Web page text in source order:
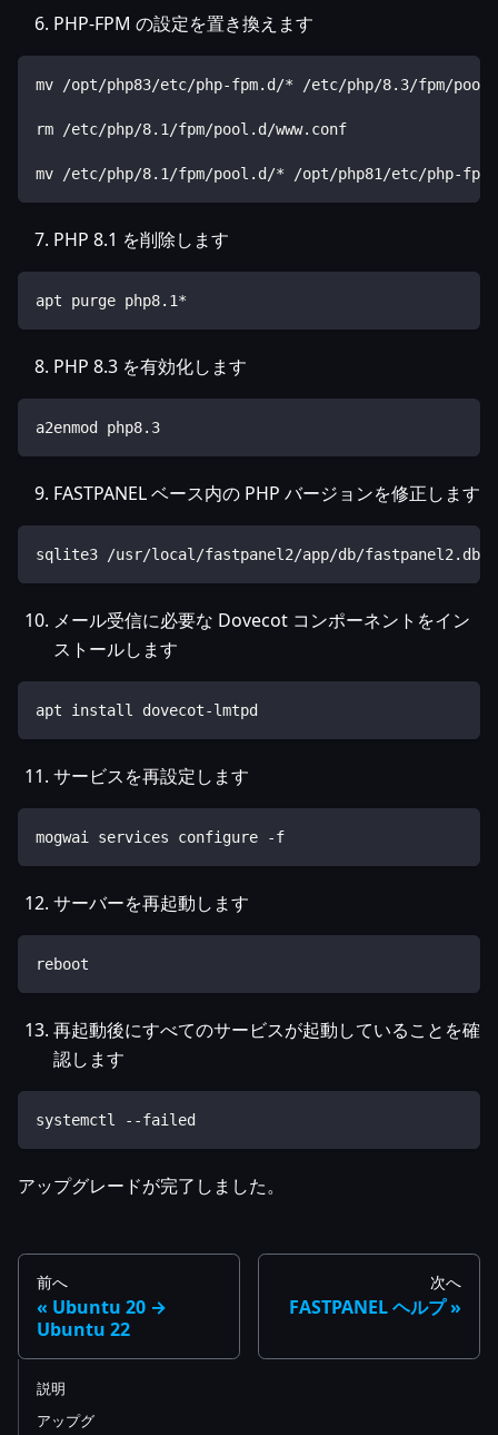
PHP-FPM の設定を置き換えます
mv /opt/php83/etc/php-fpm.d/* /etc/php/8.3/fpm/
rm /etc/php/8.1/fpm/pool.d/www.conf
mv /etc/php/8.1/fpm/pool.d/* /opt/php81/etc/php-
PHP 8.1 を削除します
apt purge php8.1*
PHP 8.3 を有効化します
a2enmod php8.3
FASTPANEL ベース内の PHP バージョンを修正します
sqlite3 /usr/local/fastpanel2/app/db/fastpanel2.db
メール受信に必要な Dovecot コンポーネントをイン
ストールします
apt install dovecot-lmtpd
サービスを再設定します
mogwai services configure -f
サーバーを再起動します
reboot
再起動後にすべてのサービスが起動していることを確
認します
systemctl --failed
アップグレードが完了しました。
前へ
Ubuntu 20 →
Ubuntu 22
次へ
FASTPANEL ヘルプ
説明
アップグ